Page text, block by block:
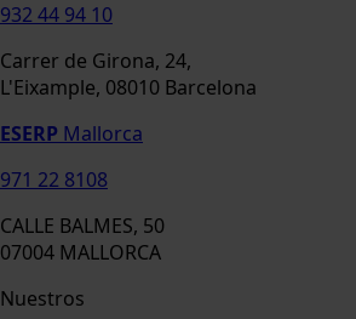
932 44 94 10
Carrer de Girona, 24,
L'Eixample, 08010 Barcelona
ESERP Mallorca
971 22 8108
CALLE BALMES, 50
07004 MALLORCA
Nuestros